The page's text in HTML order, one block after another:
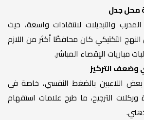
محل جدل
والتبديلات لانتقادات واسعة، حيث
النهج التكتيكي كان محافظًا أكثر من اللازم
مباريات الإقصاء المباشر.
وضعف التركيز
بعض اللاعبين بالضغط النفسي، خاصة في
وركلات الترجيح، ما طرح علامات استفهام